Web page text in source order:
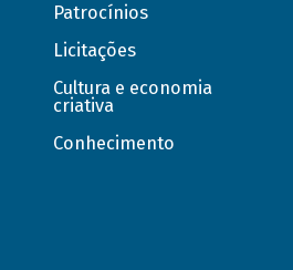
Patrocínios
Licitações
Cultura e economia
criativa
Conhecimento